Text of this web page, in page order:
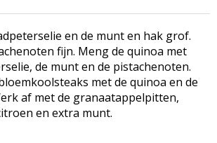
en de munt en hak grof.
fijn. Meng de quinoa met
de munt en de pistachenoten.
met de quinoa en de
af met de granaatappelpitten,
en extra munt.